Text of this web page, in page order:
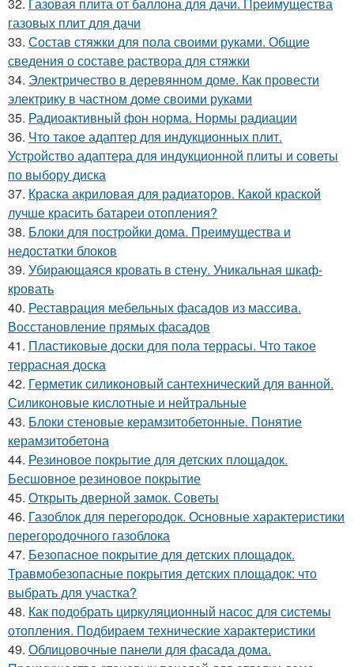
газовых плит для дачи
33. Состав стяжки для пола своими руками. Общие
сведения о составе раствора для стяжки
34. Электричество в деревянном доме. Как провести
электрику в частном доме своими руками
35. Радиоактивный фон норма. Нормы радиации
36. Что такое адаптер для индукционных плит.
Устройство адаптера для индукционной плиты и советы
по выбору диска
37. Краска акриловая для радиаторов. Какой краской
лучше красить батареи отопления?
38. Блоки для постройки дома. Преимущества и
недостатки блоков
39. Убирающаяся кровать в стену. Уникальная шкаф-
кровать
40. Реставрация мебельных фасадов из массива.
Восстановление прямых фасадов
41. Пластиковые доски для пола террасы. Что такое
террасная доска
42. Герметик силиконовый сантехнический для ванной.
Силиконовые кислотные и нейтральные
43. Блоки стеновые керамзитобетонные. Понятие
керамзитобетона
44. Резиновое покрытие для детских площадок.
Бесшовное резиновое покрытие
45. Открыть дверной замок. Советы
46. Газоблок для перегородок. Основные характеристики
перегородочного газоблока
47. Безопасное покрытие для детских площадок.
Травмобезопасные покрытия детских площадок: что
выбрать для участка?
48. Как подобрать циркуляционный насос для системы
отопления. Подбираем технические характеристики
49. Облицовочные панели для фасада дома.